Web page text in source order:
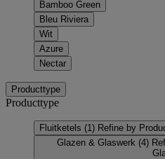
Bamboo Green
Bleu Riviera
Wit
Azure
Nectar
Producttype
Producttype
Fluitketels (1) Refine by
Glazen & Glaswerk (4)